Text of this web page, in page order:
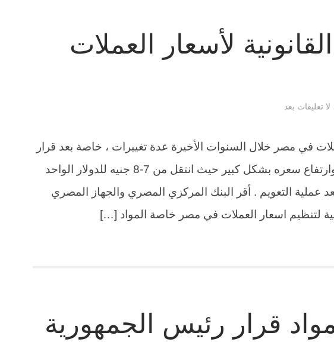
لأسعار العملات
لا تعليقات بعد
في مصر خلال السنوات الأخيرة عدة تغييرات ، خاصة بعد قرار
تعويم الجنيه المصري وارتفاع سعره بشكل كبير حيث انتقل من 7-8 جنيه للدولار الواحد
من 18 جنيه بعد عملية التعويم . أقر البنك المركزي المصري والجهاز المصري
لتنظيم اسعار العملات في مصر خاصة المواد […]
قرار رئيس الجمهورية